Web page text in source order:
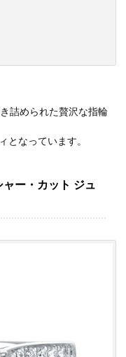
詰められた贅沢な指輪
となっています。
ー・カット ジュ